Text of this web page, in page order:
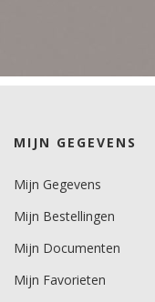
MIJN GEGEVENS
Mijn Gegevens
Mijn Bestellingen
Mijn Documenten
Mijn Favorieten